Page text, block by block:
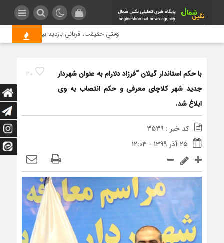
وقتی حقیقت، قربانی بازدید بیشتر می شود |
30
با حکم استاندار گیلان “فرزاد دلارام به عنوان شهردار
جدید شهر کلاچای معرفی و حکم انتصاب به وی
ابلاغ شد.
کد خبر : 3539
۲۵ آذر ۱۳۹۹ - ۱۲:۰۳